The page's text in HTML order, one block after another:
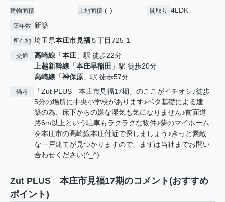
建物面積- 土地面積-(-) 間取り 4LDK
築年数 新築
所在地 埼玉県本庄市見福５丁目725-1
交通 高崎線 「本庄 」駅 徒歩22分
上越新幹線 「本庄早稲田 」駅 徒歩20分
高崎線 「神保原 」駅 徒歩57分
備考
「Zut PLUS 本庄市見福17期」のここがイチオシ♪徒歩
5分の場所に中央小学校があります♪ベタ基礎による建
築の為、床下からの嫌な湿気も気になりません♪前面道
路6m以上という駐車もラクラクな物件♪夢のマイホーム
を本庄市の高崎線本庄付近で探しましょう♪きっと素敵
な一戸建てが見つかりますので、まずは当社までお問い
合わせください(^_^)
Zut PLUS 本庄市見福17期のコメント(おすすめ
ポイント)